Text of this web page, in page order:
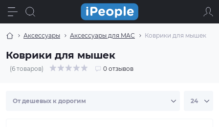
Аксессуары Аксессуары для MAC Коврики для мышек
Коврики для мышек
(6 товаров) 0 отзывов